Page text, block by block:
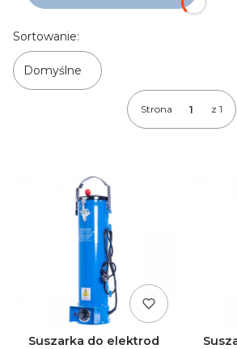
Lista produktów
Sortowanie:
Domyślne
Strona z 1
Suszarka do elektrod